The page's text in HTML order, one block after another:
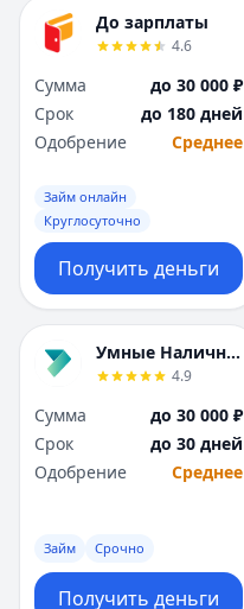
До зарплаты
4.6
Сумма
до 30 000 ₽
Срок
до 180 дней
Одобрение
Среднее
Займ онлайн
Круглосуточно
Получить деньги
Умные Наличные
4.9
Сумма
до 30 000 ₽
Срок
до 30 дней
Одобрение
Среднее
Займ Срочно
Получить деньги